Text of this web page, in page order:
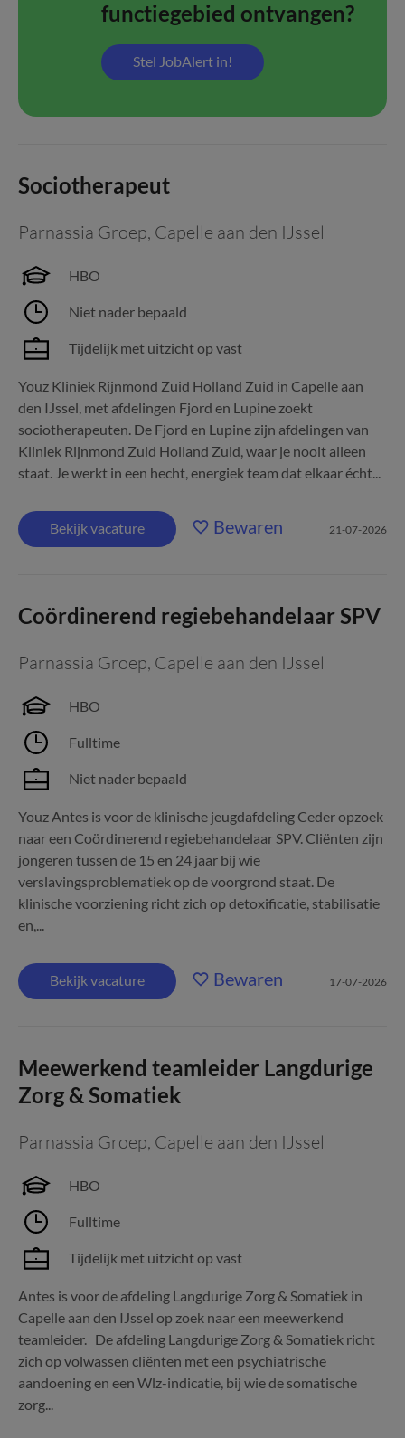
functiegebied ontvangen?
Stel JobAlert in!
Sociotherapeut
Parnassia Groep, Capelle aan den IJssel
HBO
Niet nader bepaald
Tijdelijk met uitzicht op vast
Youz Kliniek Rijnmond Zuid Holland Zuid in Capelle aan
den IJssel, met afdelingen Fjord en Lupine zoekt
sociotherapeuten. De Fjord en Lupine zijn afdelingen van
Kliniek Rijnmond Zuid Holland Zuid, waar je nooit alleen
staat. Je werkt in een hecht, energiek team dat elkaar écht...
Bekijk vacature Bewaren 21-07-2026
Coördinerend regiebehandelaar SPV
Parnassia Groep, Capelle aan den IJssel
HBO
Fulltime
Niet nader bepaald
Youz Antes is voor de klinische jeugdafdeling Ceder opzoek
naar een Coördinerend regiebehandelaar SPV. Cliënten zijn
jongeren tussen de 15 en 24 jaar bij wie
verslavingsproblematiek op de voorgrond staat. De
klinische voorziening richt zich op detoxificatie, stabilisatie
en,...
Bekijk vacature Bewaren 17-07-2026
Meewerkend teamleider Langdurige
Zorg & Somatiek
Parnassia Groep, Capelle aan den IJssel
HBO
Fulltime
Tijdelijk met uitzicht op vast
Antes is voor de afdeling Langdurige Zorg & Somatiek in
Capelle aan den IJssel op zoek naar een meewerkend
teamleider. De afdeling Langdurige Zorg & Somatiek richt
zich op volwassen cliënten met een psychiatrische
aandoening en een Wlz-indicatie, bij wie de somatische
zorg...